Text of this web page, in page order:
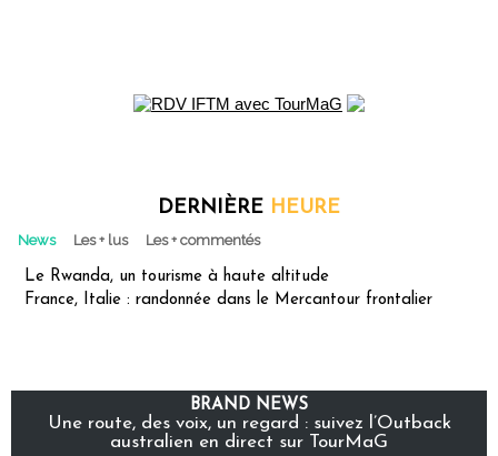
DERNIÈRE HEURE
News Les + lus Les + commentés
Le Rwanda, un tourisme à haute altitude
France, Italie : randonnée dans le Mercantour frontalier
BRAND NEWS
Une route, des voix, un regard : suivez l’Outback
australien en direct sur TourMaG